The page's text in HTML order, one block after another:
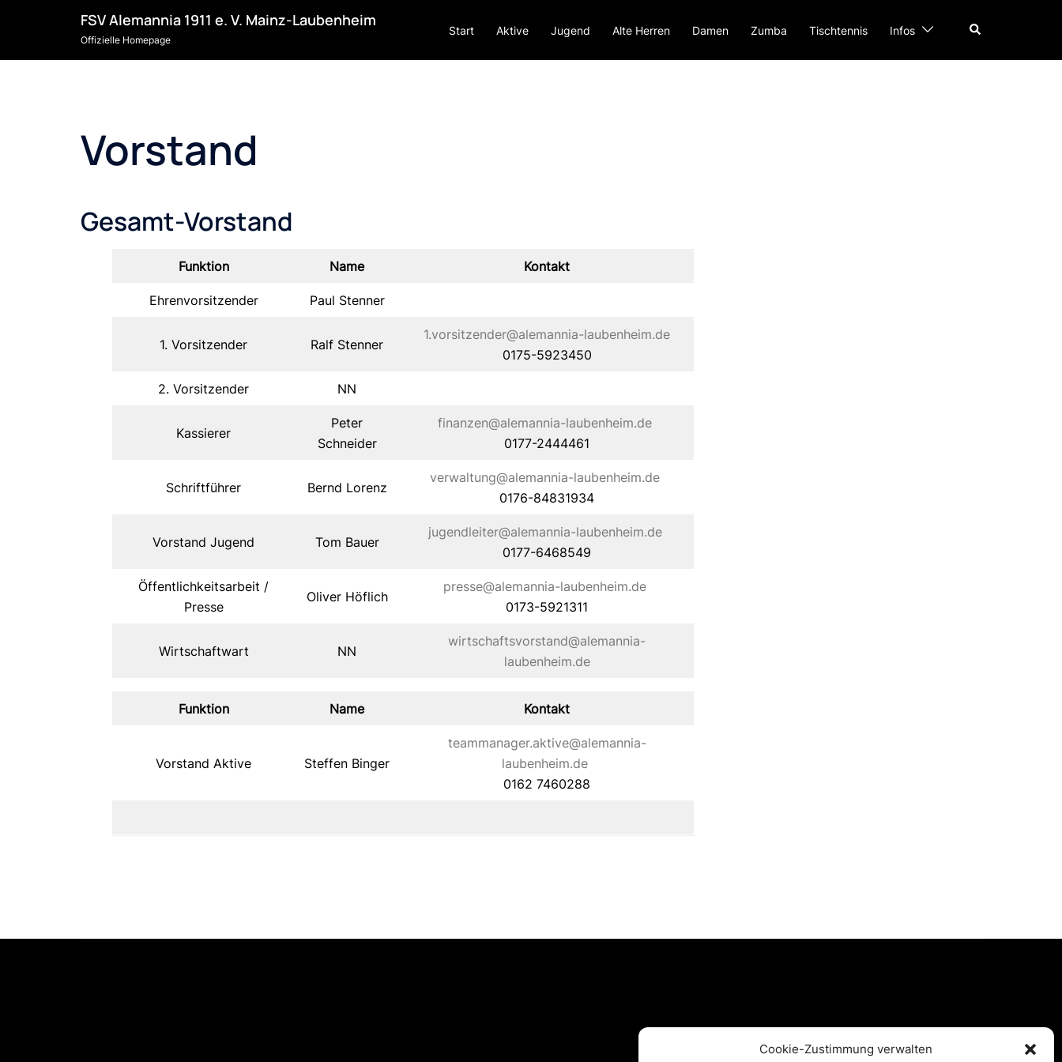
Cookie-Zustimmung verwalten
FSV Alemannia 1911 e. V. Mainz-Laubenheim
Offizielle Homepage
Start Aktive Jugend Alte Herren Damen Zumba Tischtennis Infos Search
Vorstand
Gesamt-Vorstand
Funktion Name Kontakt
Ehrenvorsitzender Paul Stenner
1. Vorsitzender Ralf Stenner
1.vorsitzender@alemannia-laubenheim.de
0175-5923450
2. Vorsitzender NN
Kassierer
Peter
Schneider
finanzen@alemannia-laubenheim.de
0177-2444461
Schriftführer Bernd Lorenz
verwaltung@alemannia-laubenheim.de
0176-84831934
Vorstand Jugend Tom Bauer
jugendleiter@alemannia-laubenheim.de
0177-6468549
Öffentlichkeitsarbeit /
Presse
Oliver Höflich
presse@alemannia-laubenheim.de
0173-5921311
Wirtschaftwart NN
wirtschaftsvorstand@alemannia-
laubenheim.de
Funktion Name Kontakt
Vorstand Aktive Steffen Binger
teammanager.aktive@alemannia-
laubenheim.de
0162 7460288
Datenschutz